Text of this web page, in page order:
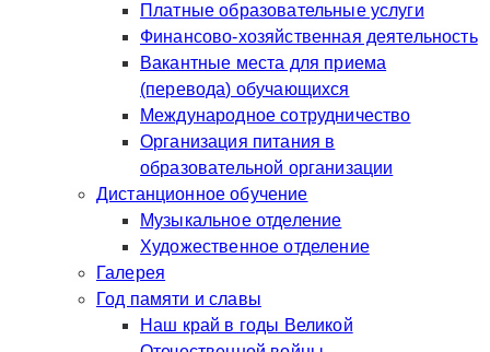
Платные образовательные услуги
Финансово-хозяйственная деятельность
Вакантные места для приема
(перевода) обучающихся
Международное сотрудничество
Организация питания в
образовательной организации
Дистанционное обучение
Музыкальное отделение
Художественное отделение
Галерея
Год памяти и славы
Наш край в годы Великой